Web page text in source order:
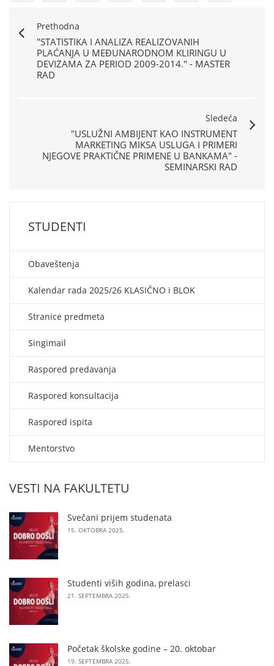
Prethodna
"STATISTIKA I ANALIZA REALIZOVANIH
PLAĆANJA U MEĐUNARODNOM KLIRINGU U
DEVIZAMA ZA PERIOD 2009-2014." - MASTER
RAD
Sledeća
"USLUŽNI AMBIJENT KAO INSTRUMENT
MARKETING MIKSA USLUGA I PRIMERI
NJEGOVE PRAKTIČNE PRIMENE U BANKAMA" -
SEMINARSKI RAD
STUDENTI
Obaveštenja
Kalendar rada 2025/26 KLASIČNO i BLOK
Stranice predmeta
Singimail
Raspored predavanja
Raspored konsultacija
Raspored ispita
Mentorstvo
VESTI NA FAKULTETU
Svečani prijem studenata
15. OKTOBRA 2025.
Studenti viših godina, prelasci
21. SEPTEMBRA 2025.
Početak školske godine – 20. oktobar
19. SEPTEMBRA 2025.